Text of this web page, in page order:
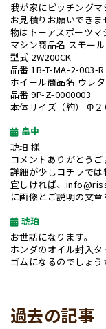
我が家にピッチング
お見積りお願いできま
物はトーアスポーツマ
マシン商品名 スモー
型式 2W200CK
品番 1B-T-MA-2-003-R
ホイール商品名 ウレ
品番 9P-Z-0000003
本体サイズ（約） Φ２
畠中
琥珀 様
コメントありがとうご
詳細が少しコチラで
宜しければ、
に画像とご説明の文章
琥珀
お世話になります。
ホンダのオイル封入
ゴムになるのでしょう
過去の記事